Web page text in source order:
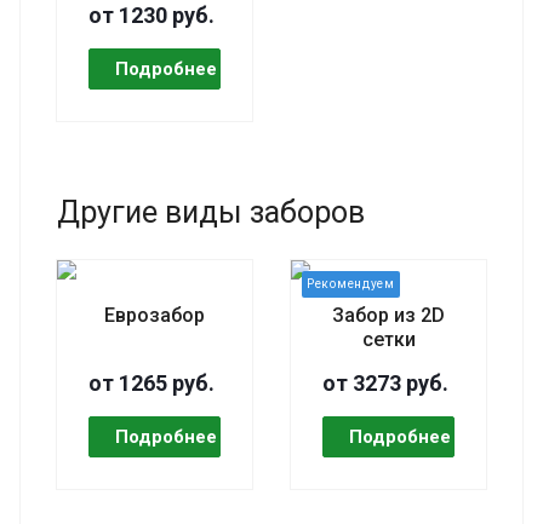
от 1230 руб.
Другие виды заборов
Еврозабор
от 1265 руб.
Забор из 2D
сетки
от 3273 руб.